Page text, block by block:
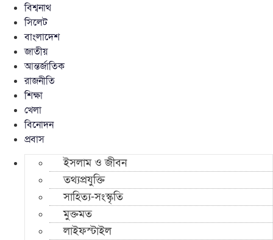
বিশ্বনাথ
সিলেট
বাংলাদেশ
জাতীয়
আন্তর্জাতিক
রাজনীতি
শিক্ষা
খেলা
বিনোদন
প্রবাস
ইসলাম ও জীবন
তথ্যপ্রযুক্তি
সাহিত্য-সংস্কৃতি
মুক্তমত
লাইফস্টাইল